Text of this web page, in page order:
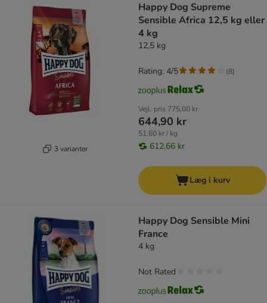
3 varianter
Happy Dog Supreme
Sensible Africa 12,5 kg eller
4 kg
12,5 kg
Vejl. pris 775,00 kr
644,90 kr
51,60 kr / kg
612,66 kr
Rating: 4/5 (8)
Læg i kurv
Happy Dog Sensible Mini
France
4 kg
Not Rated